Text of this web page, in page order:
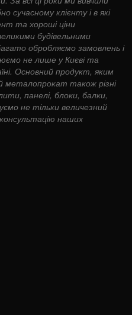
сучасному клієнту і в які
та хороші ціни
будівельними
обробляємо замовлень і
не лише у Києві та
Основний продукт, яким
металопрокат також різні
панелі, блоки, балки,
не тільки величезний
наших